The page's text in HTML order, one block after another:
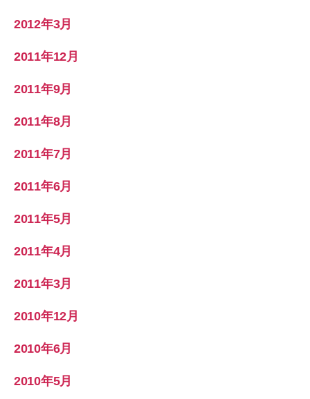
2012年3月
2011年12月
2011年9月
2011年8月
2011年7月
2011年6月
2011年5月
2011年4月
2011年3月
2010年12月
2010年6月
2010年5月